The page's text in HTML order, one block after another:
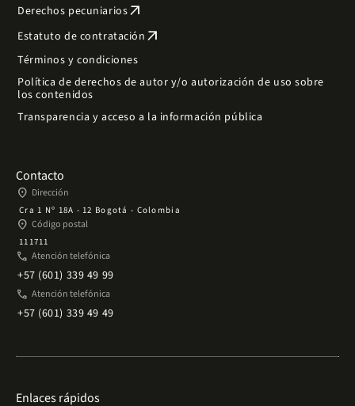
Derechos pecuniariosarrow_outward
Estatuto de contratación arrow_outward
Términos y condiciones
Política de derechos de autor y/o autorización de uso sobre
los contenidos
Transparencia y acceso a la información pública
Contacto
place Dirección
Cra 1 Nº 18A - 12 Bogotá - Colombia
place Código postal
111711
phone Atención telefónica
+57 (601) 339 49 99
phone Atención telefónica
+57 (601) 339 49 49
Enlaces rápidos